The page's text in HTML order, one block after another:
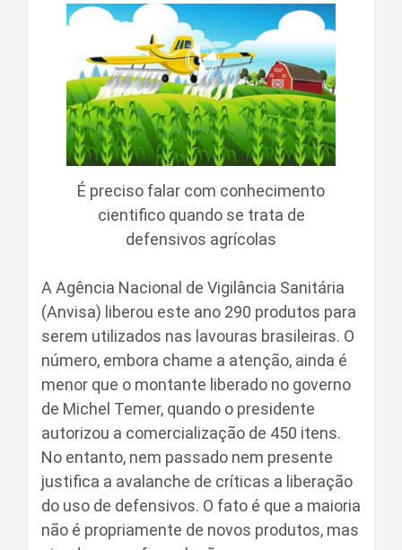
É preciso falar com conhecimento
cientifico quando se trata de
defensivos agrícolas
A Agência Nacional de Vigilância Sanitária
(Anvisa) liberou este ano 290 produtos para
serem utilizados nas lavouras brasileiras. O
número, embora chame a atenção, ainda é
menor que o montante liberado no governo
de Michel Temer, quando o presidente
autorizou a comercialização de 450 itens.
No entanto, nem passado nem presente
justifica a avalanche de críticas a liberação
do uso de defensivos. O fato é que a maioria
não é propriamente de novos produtos, mas